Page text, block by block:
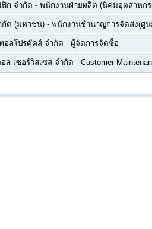
ก จำกัด - พนักงานฝ่ายผลิต (นิคมอุตสาหก
ด (มหาชน) - พนักงานชำนาญการจัดส่ง(ศู
อลโปรดัคส์ จำกัด - ผู้จัดการจัดซื้อ
เซอร์วิสเซส จำกัด - Customer